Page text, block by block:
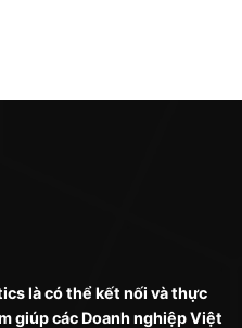
là có thể kết nối và thực
giúp các Doanh nghiệp Việt